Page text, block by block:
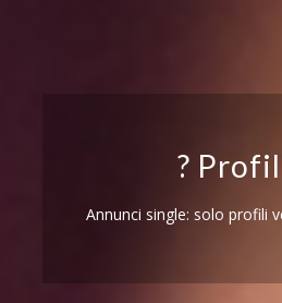
?
Annunci single: solo profili